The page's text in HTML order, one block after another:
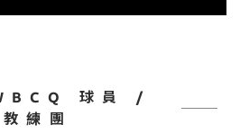
球員 /
教練團